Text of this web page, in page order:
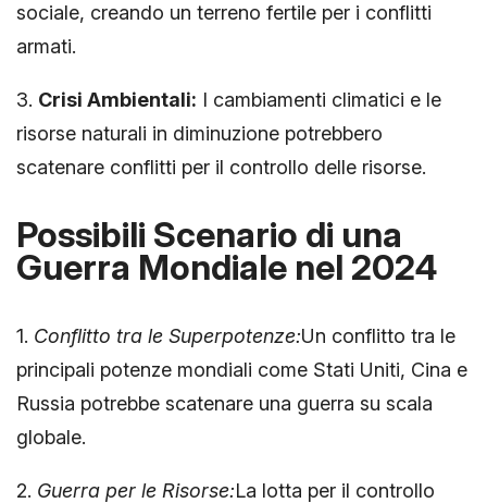
sociale, creando un terreno fertile per i conflitti
armati.
3. Crisi Ambientali: I cambiamenti climatici e le
risorse naturali in diminuzione potrebbero
scatenare conflitti per il controllo delle risorse.
Possibili Scenario di una
Guerra Mondiale nel 2024
1. Conflitto tra le Superpotenze:Un conflitto tra le
principali potenze mondiali come Stati Uniti, Cina e
Russia potrebbe scatenare una guerra su scala
globale.
2. Guerra per le Risorse:La lotta per il controllo